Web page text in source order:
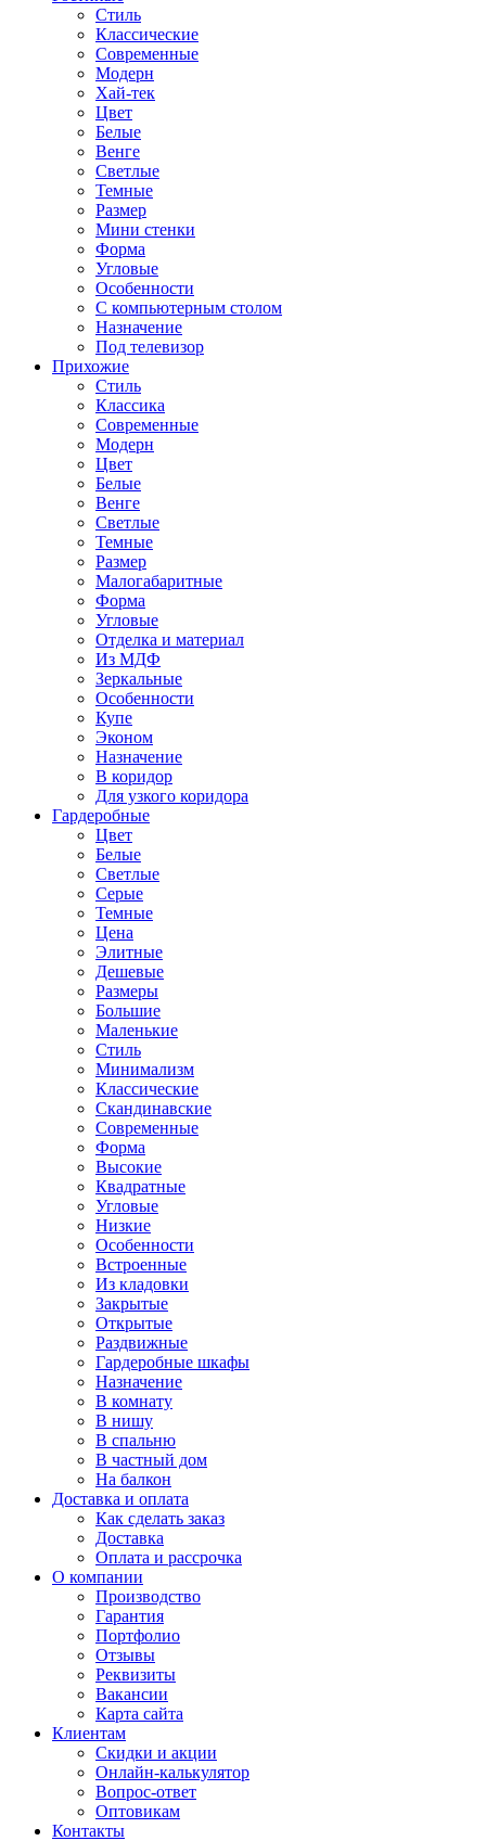
Стиль
Классические
Современные
Модерн
Хай-тек
Цвет
Белые
Венге
Светлые
Темные
Размер
Мини стенки
Форма
Угловые
Особенности
С компьютерным столом
Назначение
Под телевизор
Прихожие
Стиль
Классика
Современные
Модерн
Цвет
Белые
Венге
Светлые
Темные
Размер
Малогабаритные
Форма
Угловые
Отделка и материал
Из МДФ
Зеркальные
Особенности
Купе
Эконом
Назначение
В коридор
Для узкого коридора
Гардеробные
Цвет
Белые
Светлые
Серые
Темные
Цена
Элитные
Дешевые
Размеры
Большие
Маленькие
Стиль
Минимализм
Классические
Скандинавские
Современные
Форма
Высокие
Квадратные
Угловые
Низкие
Особенности
Встроенные
Из кладовки
Закрытые
Открытые
Раздвижные
Гардеробные шкафы
Назначение
В комнату
В нишу
В спальню
В частный дом
На балкон
Доставка и оплата
Как сделать заказ
Доставка
Оплата и рассрочка
О компании
Производство
Гарантия
Портфолио
Отзывы
Реквизиты
Вакансии
Карта сайта
Клиентам
Скидки и акции
Онлайн-калькулятор
Вопрос-ответ
Оптовикам
Контакты